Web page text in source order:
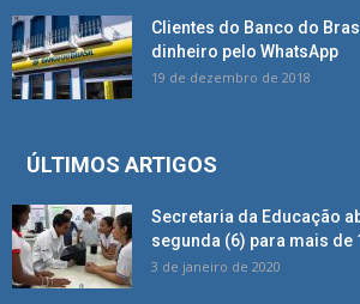
Clientes do Banco do
dinheiro pelo WhatsApp
19 de dezembro de 2018
ÚLTIMOS ARTIGOS
Secretaria da Educação
segunda (6) para mais de
3 de janeiro de 2020